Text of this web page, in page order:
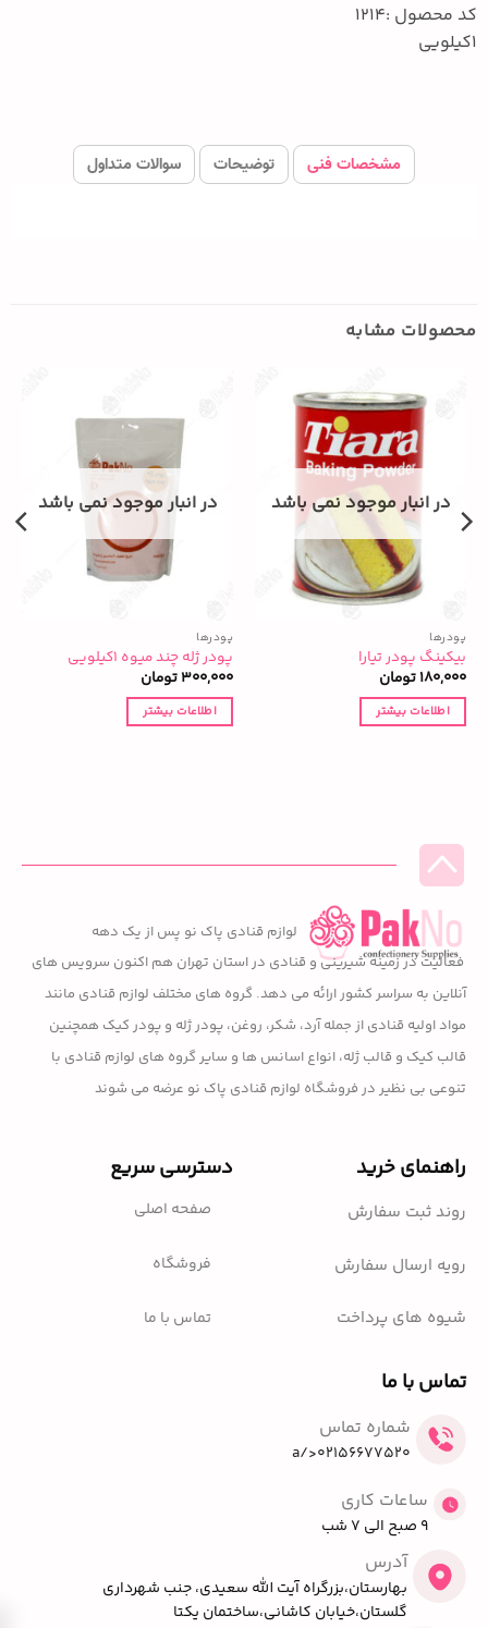
کد محصول :1214
1کیلویی
مشخصات فنی توضیحات سوالات متداول
محصولات مشابه
در انبار موجود نمی باشد
پودرها
بیکینگ پودر تیارا
180,000تومان
اطلاعات بیشتر
در انبار موجود نمی باشد
پودرها
پودر ژله چند میوه ۱کیلویی
300,000تومان
اطلاعات بیشتر
لوازم قنادی پاک نو پس از یک دهه
فعالیت در زمینه شیرینی و قنادی در استان تهران هم اکنون سرویس های
آنلاین به سراسر کشور ارائه می دهد. گروه های مختلف لوازم قنادی مانند
مواد اولیه قنادی از جمله آرد، شکر، روغن، پودر ژله و پودر کیک همچنین
قالب کیک و قالب ژله، انواع اسانس ها و سایر گروه های لوازم قنادی با
تنوعی بی نظیر در فروشگاه لوازم قنادی پاک نو عرضه می شوند
راهنمای خرید
روند ثبت سفارش
رویه ارسال سفارش
شیوه های پرداخت
دسترسی سریع
صفحه اصلی
فروشگاه
تماس با ما
تماس با ما
شماره تماس
02156677520</a
ساعات کاری
9 صبح الی 7 شب
آدرس
بهارستان،بزرگراه آیت الله سعیدی، جنب شهرداری
گلستان،خیابان کاشانی،ساختمان یکتا